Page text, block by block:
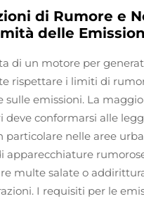
di Rumore e
delle
di un motore per
rispettare i limiti di
sulle emissioni. La
deve conformarsi alle
particolare nelle aree
apparecchiature
multe salate o
I requisiti per le